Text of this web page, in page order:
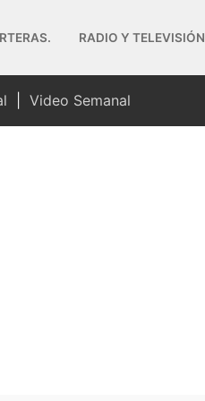
RADIO Y TELEVISIÓN
Video Semanal